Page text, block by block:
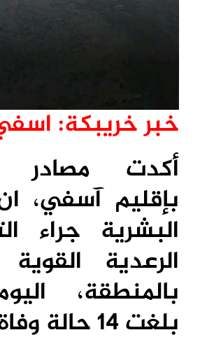
خبر خريبكة:
أكدت مصادر
بإقليم آسفي،
البشرية جراء
الرعدية
بالمنطقة،
بلغت 14 حالة وفاة.